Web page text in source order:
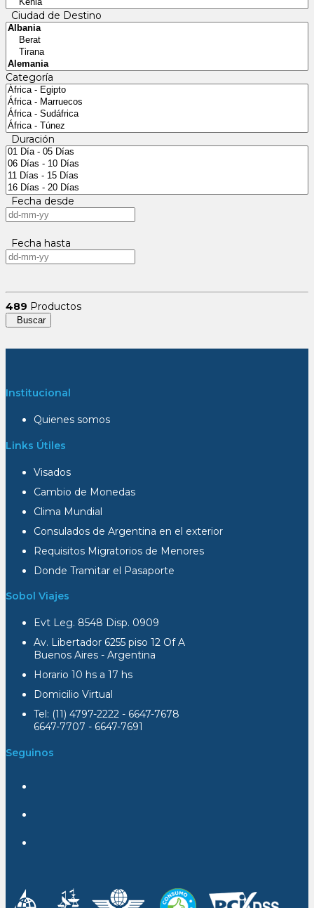
Ciudad de Destino
Categoría
Duración
Fecha desde
Fecha hasta
489 Productos
Buscar
Institucional
Quienes somos
Links Útiles
Visados
Cambio de Monedas
Clima Mundial
Consulados de Argentina en el exterior
Requisitos Migratorios de Menores
Donde Tramitar el Pasaporte
Sobol Viajes
Evt Leg. 8548 Disp. 0909
Av. Libertador 6255 piso 12 Of A
Buenos Aires - Argentina
Horario 10 hs a 17 hs
Domicilio Virtual
Tel: (11) 4797-2222 - 6647-7678
6647-7707 - 6647-7691
Seguinos